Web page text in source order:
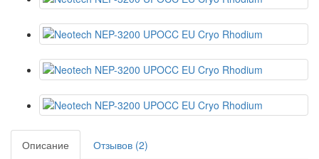
Описание
Отзывов (2)